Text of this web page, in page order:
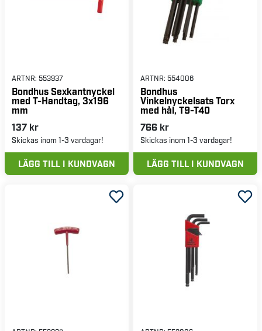
ARTNR: 553937
Bondhus Sexkantnyckel
med T-Handtag, 3x196
mm
137 kr
Skickas inom 1-3 vardagar!
LÄGG TILL I KUNDVAGN
ARTNR: 554006
Bondhus
Vinkelnyckelsats Torx
med hål, T9-T40
766 kr
Skickas inom 1-3 vardagar!
LÄGG TILL I KUNDVAGN